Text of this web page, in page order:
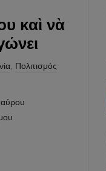
καὶ νὰ
Πολιτισμός